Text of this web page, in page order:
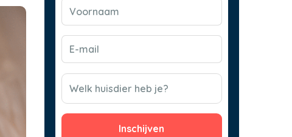
Voornaam
E-
mail
CAPTCHA
Welk huisdier heb je?